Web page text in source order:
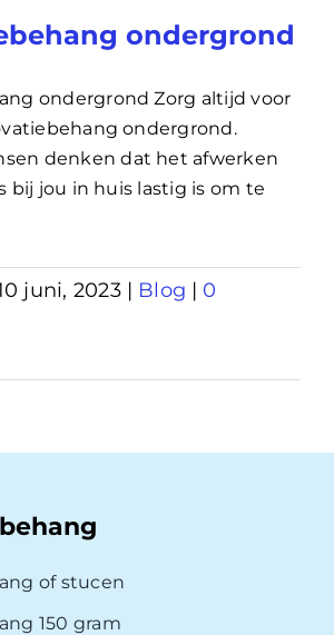
ondergrond
ondergrond Zorg altijd voor
ondergrond.
denken dat het afwerken
bij jou in huis lastig is om te
juni, 2023 | Blog | 0
of stucen
150 gram